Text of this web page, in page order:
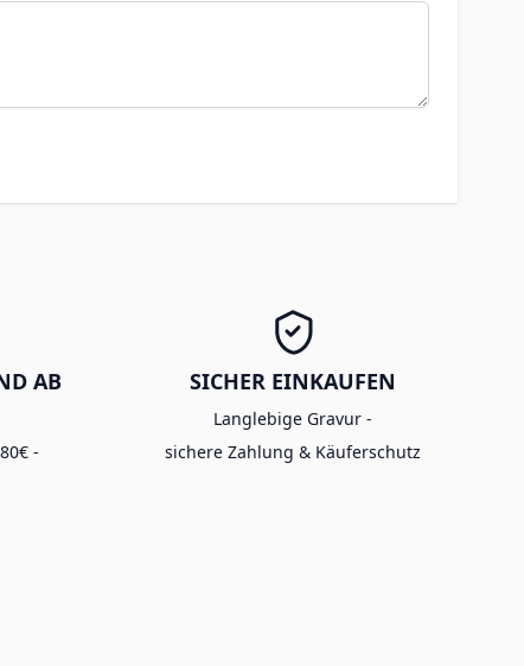
AB
-
SICHER EINKAUFEN
Langlebige Gravur -
sichere Zahlung & Käuferschutz